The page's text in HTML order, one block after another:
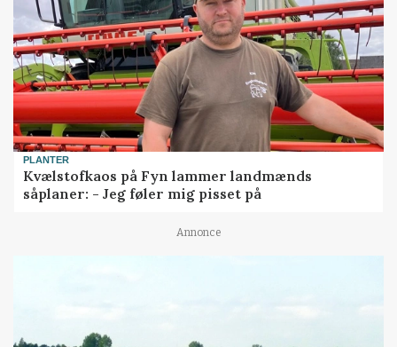
PLANTER
Kvælstofkaos på Fyn lammer landmænds
såplaner: - Jeg føler mig pisset på
Annonce